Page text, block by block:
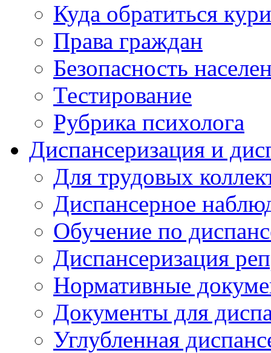
Куда обратиться
Права граждан
Безопасность
Тестирование
Рубрика психолога
Диспансеризация и
Для трудовых
Диспансерное
Обучение по
Диспансеризация
Нормативные
Документы для
Углубленная